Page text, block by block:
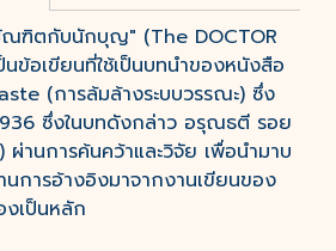
ฑิตกับนักบุญ" (The DOCTOR
ข้อเขียนที่ใช้เป็นบทนำของหนังสือ
(การล้มล้างระบบวรรณะ) ซึ่ง
ซึ่งในบทดังกล่าว อรุณธตี รอย
ผ่านการค้นคว้าและวิจัย เพื่อนำมาบ
นการอ้างอิงมาจากงานเขียนของ
งเป็นหลัก